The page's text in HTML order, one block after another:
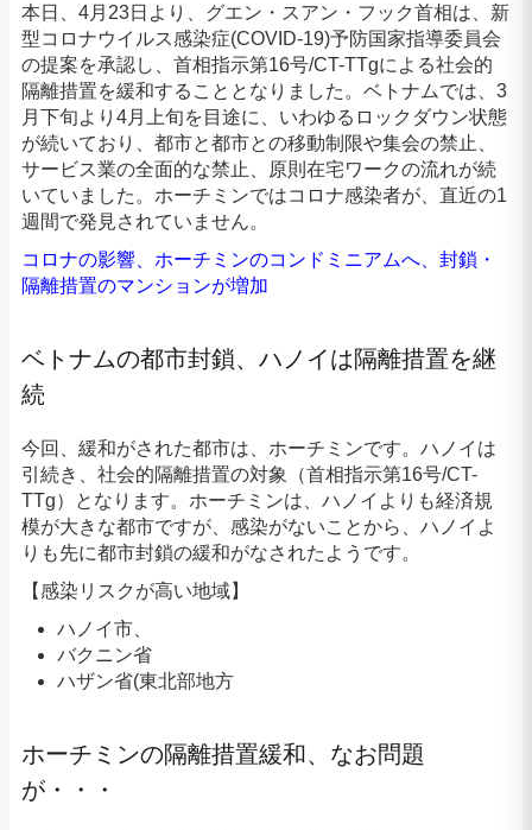
本日、4月23日より、グエン・スアン・フック首相は、新
型コロナウイルス感染症(COVID-19)予防国家指導委員会
の提案を承認し、首相指示第16号/CT-TTgによる社会的
隔離措置を緩和することとなりました。ベトナムでは、3
月下旬より4月上旬を目途に、いわゆるロックダウン状態
が続いており、都市と都市との移動制限や集会の禁止、
サービス業の全面的な禁止、原則在宅ワークの流れが続
いていました。ホーチミンではコロナ感染者が、直近の1
週間で発見されていません。
コロナの影響、ホーチミンのコンドミニアムへ、封鎖・
隔離措置のマンションが増加
ベトナムの都市封鎖、ハノイは隔離措置を継
続
今回、緩和がされた都市は、ホーチミンです。ハノイは
引続き、社会的隔離措置の対象（首相指示第16号/CT-
TTg）となります。ホーチミンは、ハノイよりも経済規
模が大きな都市ですが、感染がないことから、ハノイよ
りも先に都市封鎖の緩和がなされたようです。
【感染リスクが高い地域】
ハノイ市、
バクニン省
ハザン省(東北部地方
ホーチミンの隔離措置緩和、なお問題
が・・・